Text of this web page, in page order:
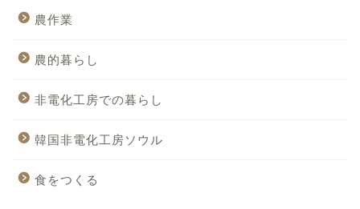
農作業
農的暮らし
非電化工房での暮らし
韓国非電化工房ソウル
食をつくる